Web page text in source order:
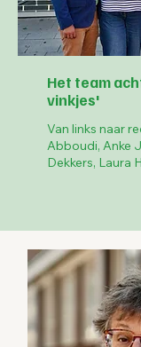
Het team
vinkjes'
Van links naar
Abboudi, Anke
Dekkers, Laura